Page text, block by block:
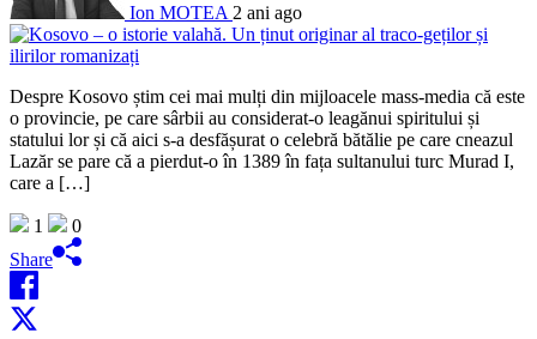
Ion MOTEA 2 ani ago
Despre Kosovo știm cei mai mulți din mijloacele mass-media că este
o provincie, pe care sârbii au considerat-o leagănui spiritului și
statului lor și că aici s-a desfășurat o celebră bătălie pe care cneazul
Lazăr se pare că a pierdut-o în 1389 în fața sultanului turc Murad I,
care a […]
1
0
Share